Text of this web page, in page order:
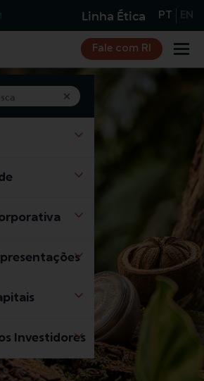
Linha Ética PT EN
Investidores
Fale com RI